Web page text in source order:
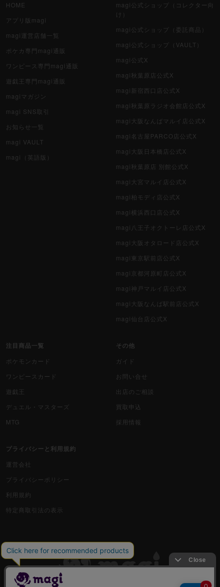
HOME
アプリ版magi
magi運営店舗一覧
ポケカ専門magi通販
ワンピース専門magi通販
遊戯王専門magi通販
magiマガジン
magi SNS取引
お知らせ一覧
magi VAULT
magi（英語版）
magi公式ショップ（コレクター向
け）
magi公式ショップ（委託商品）
magi公式ショップ（VAULT）
magi公式X
magi秋葉原店公式X
magi新宿西口店公式X
magi秋葉原ラジオ会館店公式X
magi大阪なんばマルイ店公式X
magi名古屋PARCO店公式X
magi大阪日本橋店公式X
magi秋葉原店 別館公式X
magi大宮マルイ店公式X
magi柏モディ店公式X
magi横浜西口店公式X
magi八王子オクトーレ店公式X
magi大阪オタロード店公式X
magi東京駅前店公式X
magi京都河原町店公式X
magi神戸マルイ店公式X
magi大阪なんば駅前店公式X
magi仙台店公式X
注目商品一覧
ポケモンカード
ワンピースカード
遊戯王
デュエル・マスターズ
MTG
その他
ガイド
お問い合せ
出店のご相談
買取申込
採用情報
プライバシーと利用規約
運営会社
プライバシーポリシー
利用規約
特定商取引法の表示